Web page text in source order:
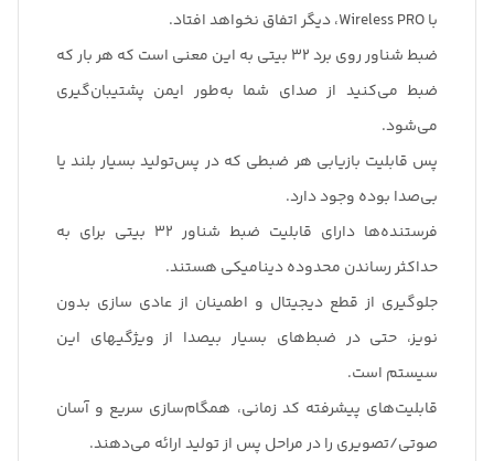
با Wireless PRO، دیگر اتفاق نخواهد افتاد.
ضبط شناور روی برد 32 بیتی به این معنی است که هر بار که
ضبط می‌کنید از صدای شما به‌طور ایمن پشتیبان‌گیری
می‌شود.
پس قابلیت بازیابی هر ضبطی که در پس‌تولید بسیار بلند یا
بی‌صدا بوده وجود دارد.
فرستنده‌ها دارای قابلیت ضبط شناور 32 بیتی برای به
حداکثر رساندن محدوده دینامیکی هستند.
جلوگیری از قطع دیجیتال و اطمینان از عادی سازی بدون
نویز، حتی در ضبط‌های بسیار بیصدا از ویژگیهای این
سیستم است.
قابلیت‌های پیشرفته کد زمانی، همگام‌سازی سریع و آسان
صوتی/تصویری را در مراحل پس از تولید ارائه می‌دهند.